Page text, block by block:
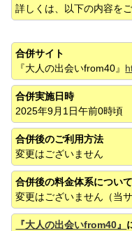
詳しくは、以下の内容を
合併サイト
『大人の出会いfrom40』
合併実施日時
2025年9月1日午前0時頃
合併後のご利用方法
変更はございません
合併後の料金体系について
変更はございません（当
『大人の出会いfrom40』